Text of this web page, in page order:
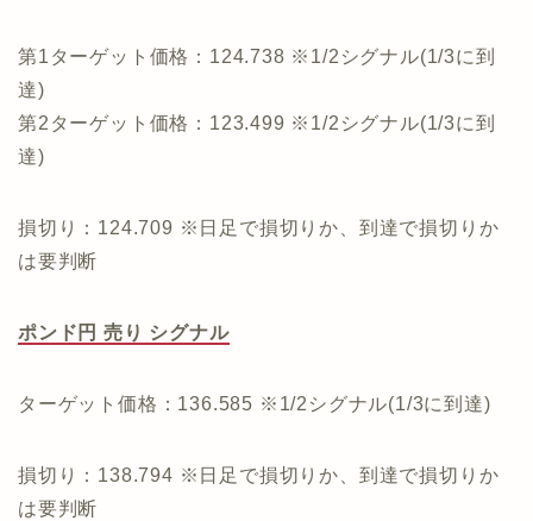
第1ターゲット価格：124.738 ※1/2シグナル(1/3に到
達)
第2ターゲット価格：123.499 ※1/2シグナル(1/3に到
達)
損切り：124.709 ※日足で損切りか、到達で損切りか
は要判断
ポンド円 売り シグナル
ターゲット価格：136.585 ※1/2シグナル(1/3に到達)
損切り：138.794 ※日足で損切りか、到達で損切りか
は要判断